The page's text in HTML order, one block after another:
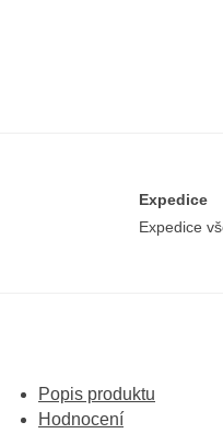
Expedice
Expedice
Popis produktu
Hodnocení